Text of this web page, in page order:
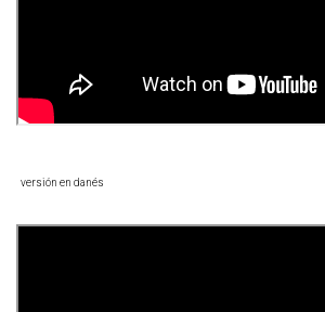
versión en danés